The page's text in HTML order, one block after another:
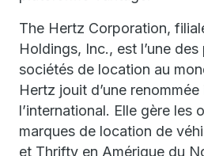
The Hertz Corporation,
Holdings, Inc., est l’une
sociétés de location au
Hertz jouit d’une
l’international. Elle gère les
marques de location de
et Thrifty en Amérique du